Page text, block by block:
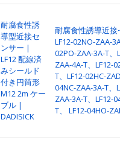
耐腐食性誘
導型近接セ
ンサー |
LF12 配線済
みシールド
付き円筒形
M12 2m ケー
ブル |
DADISICK
耐腐食性誘導近
LF12-02NO-ZAA-
02PO-ZAA-3A-T、
ZAA-4A-T、LF12-
T、LF12-02HC-
04NC-ZAA-3A-T、
ZAA-3A-T、LF12-
T、 LF12-04HO-